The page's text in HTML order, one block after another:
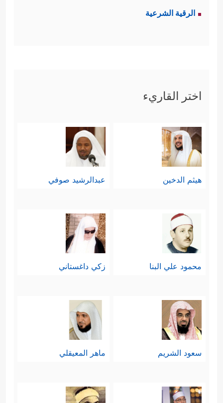
الرقية الشرعية
اختر القاريء
هيثم الدخين عبدالرشيد صوفي
محمود علي البنا زكي داغستاني
سعود الشريم ماهر المعيقلي